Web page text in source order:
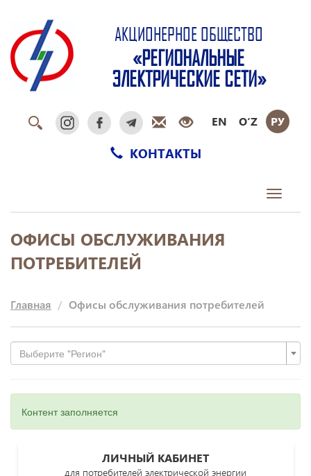
АКЦИОНЕРНОЕ ОБЩЕСТВО
«РЕГИОНАЛЬНЫЕ
ЭЛЕКТРИЧЕСКИЕ СЕТИ»
EN O‘Z РУ
КОНТАКТЫ
Toggle
ОФИСЫ ОБСЛУЖИВАНИЯ
ПОТРЕБИТЕЛЕЙ
Главная Офисы обслуживания потребителей
Выберите "Регион"
Контент заполняется
ЛИЧНЫЙ КАБИНЕТ
для потребителей электрической энергии